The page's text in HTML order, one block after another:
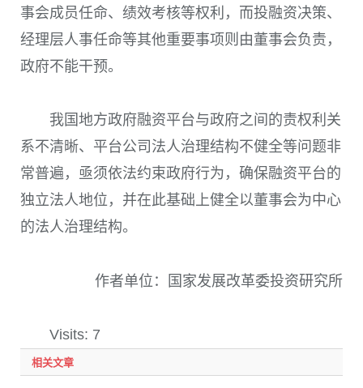
事会成员任命、绩效考核等权利，而投融资决策、
经理层人事任命等其他重要事项则由董事会负责，
政府不能干预。
我国地方政府融资平台与政府之间的责权利关
系不清晰、平台公司法人治理结构不健全等问题非
常普遍，亟须依法约束政府行为，确保融资平台的
独立法人地位，并在此基础上健全以董事会为中心
的法人治理结构。
作者单位：国家发展改革委投资研究所
Visits: 7
相关文章